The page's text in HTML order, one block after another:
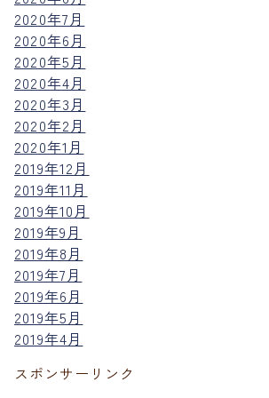
2020年7月
2020年6月
2020年5月
2020年4月
2020年3月
2020年2月
2020年1月
2019年12月
2019年11月
2019年10月
2019年9月
2019年8月
2019年7月
2019年6月
2019年5月
2019年4月
スポンサーリンク